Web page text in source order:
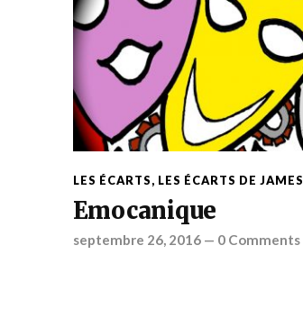
LES ÉCARTS, LES ÉCARTS DE JAMES
Emocanique
septembre 26, 2016— 0 Comments